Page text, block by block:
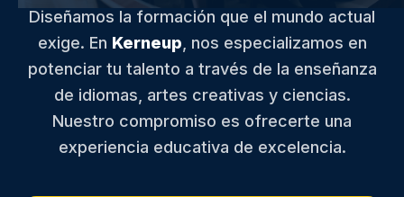
Diseñamos la formación que el mundo actual
exige. En Kerneup , nos especializamos en
potenciar tu talento a través de la enseñanza
de idiomas, artes creativas y ciencias.
Nuestro compromiso es ofrecerte una
experiencia educativa de excelencia.